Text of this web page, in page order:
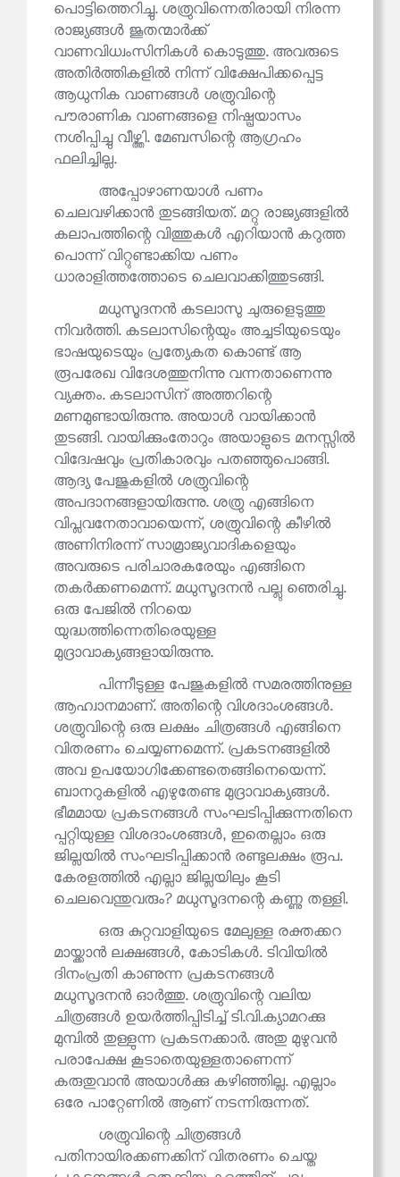
പൊട്ടിത്തെറിച്ചു. ശത്രുവിന്നെതിരായി നിരന്ന
രാജ്യങ്ങൾ ജൂതന്മാർക്ക്
വാണവിധ്വംസിനികൾ കൊടുത്തു. അവരുടെ
അതിർത്തികളിൽ നിന്ന് വിക്ഷേപിക്കപ്പെട്ട
ആധുനിക വാണങ്ങൾ ശത്രുവിന്റെ
പൗരാണിക വാണങ്ങളെ നിഷ്പ്രയാസം
നശിപ്പിച്ചു വീഴ്ത്തി. മേബസിന്റെ ആഗ്രഹം
ഫലിച്ചില്ല.
അപ്പോഴാണയാൾ പണം
ചെലവഴിക്കാൻ തുടങ്ങിയത്. മറ്റു രാജ്യങ്ങളിൽ
കലാപത്തിന്റെ വിത്തുകൾ എറിയാൻ കറുത്ത
പൊന്ന് വിറ്റുണ്ടാക്കിയ പണം
ധാരാളിത്തത്തോടെ ചെലവാക്കിത്തുടങ്ങി.
മധുസൂദനൻ കടലാസു ചുരുളെടുത്തു
നിവർത്തി. കടലാസിന്റെയും അച്ചടിയുടെയും
ഭാഷയുടെയും പ്രത്യേകത കൊണ്ട് ആ
രൂപരേഖ വിദേശത്തുനിന്നു വന്നതാണെന്നു
വ്യക്തം. കടലാസിന് അത്തറിന്റെ
മണമുണ്ടായിരുന്നു. അയാൾ വായിക്കാൻ
തുടങ്ങി. വായിക്കുംതോറും അയാളുടെ മനസ്സിൽ
വിദ്വേഷവും പ്രതികാരവും പതഞ്ഞുപൊങ്ങി.
ആദ്യ പേജുകളിൽ ശത്രുവിന്റെ
അപദാനങ്ങളായിരുന്നു. ശത്രു എങ്ങിനെ
വിപ്ലവനേതാവായെന്ന്, ശത്രുവിന്റെ കീഴിൽ
അണിനിരന്ന് സാമ്രാജ്യവാദികളെയും
അവരുടെ പരിചാരകരേയും എങ്ങിനെ
തകർക്കണമെന്ന്. മധുസൂദനൻ പല്ലു ഞെരിച്ചു.
ഒരു പേജിൽ നിറയെ
യുദ്ധത്തിന്നെതിരെയുള്ള
മുദ്രാവാക്യങ്ങളായിരുന്നു.
പിന്നീടുള്ള പേജുകളിൽ സമരത്തിനുള്ള
ആഹ്വാനമാണ്. അതിന്റെ വിശദാംശങ്ങൾ.
ശത്രുവിന്റെ ഒരു ലക്ഷം ചിത്രങ്ങൾ എങ്ങിനെ
വിതരണം ചെയ്യണമെന്ന്. പ്രകടനങ്ങളിൽ
അവ ഉപയോഗിക്കേണ്ടതെങ്ങിനെയെന്ന്.
ബാനറുകളിൽ എഴുതേണ്ട മുദ്രാവാക്യങ്ങൾ.
ഭീമമായ പ്രകടനങ്ങൾ സംഘടിപ്പിക്കുന്നതിനെ
പ്പറ്റിയുള്ള വിശദാംശങ്ങൾ, ഇതെല്ലാം ഒരു
ജില്ലയിൽ സംഘടിപ്പിക്കാൻ രണ്ടുലക്ഷം രൂപ.
കേരളത്തിൽ എല്ലാ ജില്ലയിലും കൂടി
ചെലവെന്തുവരും? മധുസൂദനന്റെ കണ്ണു തള്ളി.
ഒരു കുറ്റവാളിയുടെ മേലുള്ള രക്തക്കറ
മായ്ക്കാൻ ലക്ഷങ്ങൾ, കോടികൾ. ടിവിയിൽ
ദിനംപ്രതി കാണുന്ന പ്രകടനങ്ങൾ
മധുസൂദനൻ ഓർത്തു. ശത്രുവിന്റെ വലിയ
ചിത്രങ്ങൾ ഉയർത്തിപ്പിടിച്ച് ടി.വി.ക്യാമറക്കു
മുമ്പിൽ തുള്ളുന്ന പ്രകടനക്കാർ. അതു മുഴുവൻ
പരാപേക്ഷ കൂടാതെയുള്ളതാണെന്ന്
കരുതുവാൻ അയാൾക്കു കഴിഞ്ഞില്ല. എല്ലാം
ഒരേ പാറ്റേണിൽ ആണ് നടന്നിരുന്നത്.
ശത്രുവിന്റെ ചിത്രങ്ങൾ
പതിനായിരക്കണക്കിന് വിതരണം ചെയ്ത